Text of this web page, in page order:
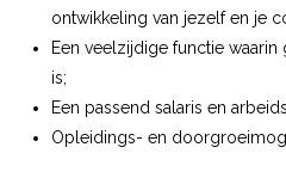
ontwikkeling van jezelf en je
Een veelzijdige functie
is;
Een passend salaris en
Opleidings- en